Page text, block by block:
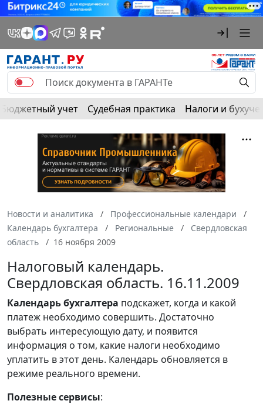
Бюджетный учет Судебная практика Налоги и
Новости и аналитика
Профессиональные календари
Календарь бухгалтера
Региональные
Свердловская
область
16 ноября 2009
Налоговый календарь.
Свердловская область. 16.11.2009
Календарьбухгалтера подскажет, когда и какой
платеж необходимо совершить. Достаточно
выбрать интересующую дату, и появится
информация о том, какие налоги необходимо
уплатить в этот день. Календарь обновляется в
режиме реального времени.
Полезные сервисы: